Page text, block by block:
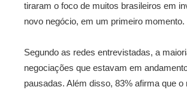
tiraram o foco de muitos brasileiros em
novo negócio, em um primeiro momento.
Segundo as redes entrevistadas, a
negociações que estavam em
pausadas. Além disso, 83% afirma que o